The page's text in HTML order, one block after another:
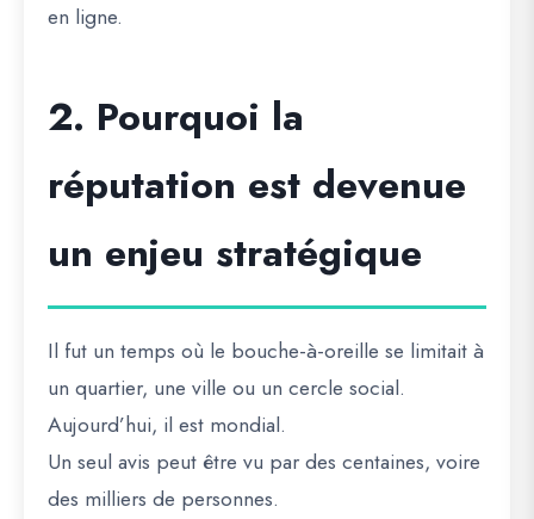
en ligne.
2. Pourquoi la
réputation est devenue
un enjeu stratégique
Il fut un temps où le bouche-à-oreille se limitait à
un quartier, une ville ou un cercle social.
Aujourd’hui, il est mondial.
Un seul avis peut être vu par des centaines, voire
des milliers de personnes.